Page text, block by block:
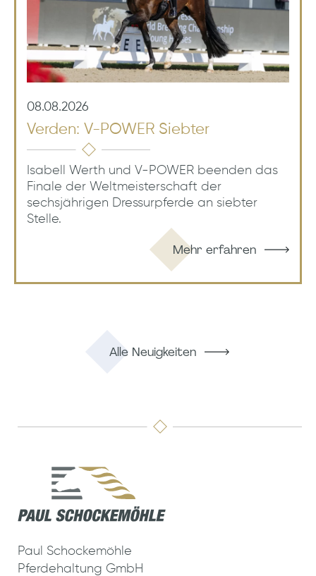
08.08.2026
Verden: V-POWER Siebter
Isabell Werth und V-POWER beenden das
Finale der Weltmeisterschaft der
sechsjährigen Dressurpferde an siebter
Stelle.
Mehr erfahren
Alle Neuigkeiten
Paul Schockemöhle
Pferdehaltung GmbH